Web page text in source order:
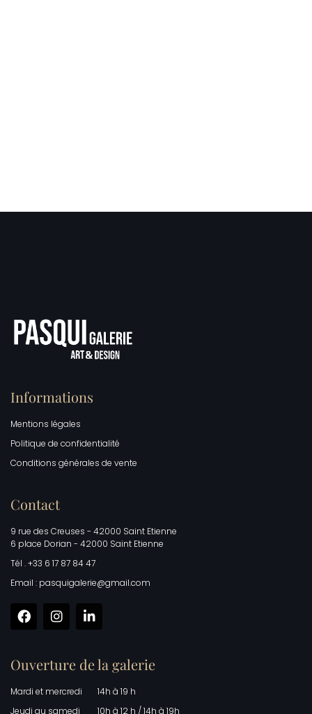
Informations
Mentions légales
Politique de confidentialité
Conditions générales de vente
Contact
9 rue des Creuses - 42000 Saint Etienne
6 place Dorian - 42000 Saint Etienne
Tél . +33 6 17 87 84 47
Email : pasquigalerie@gmail.com
Ouverture de la galerie
Mardi et mercredi
Jeudi au samedi
14h à 19 h
10h à 12 h / 14h à 19h